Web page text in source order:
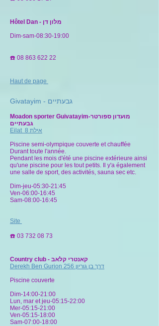
Hôtel Dan - מלון דן
Dim-sam-08:30-19:00
☎️ 08 863 622 22
Haut de page
Givatayim - גבעתיים
Moadon sporter Guivatayim-מועדון ספורטר
גבעתיים
Eilat 8 אילת
Piscine semi-olympique couverte et chauffée
Durant toute l'année.
Pendant les mois d'été une piscine extérieure ainsi
qu'une piscine pour les tout petits. Il y'a également
une salle de sport, des activités, sauna sec etc.
Dim-jeu-05:30-21:45
Ven-06:00-16:45
Sam-08:00-16:45
Site
☎️ 03 732 08 73
Derekh Ben Gurion 256 דרך בן גוריון
Piscine couverte
Dim-14:00-21:00
Lun, mar et jeu-05:15-22:00
Mer-05:15-21:00
Ven-05:15-18:00
Sam-07:00-18:00